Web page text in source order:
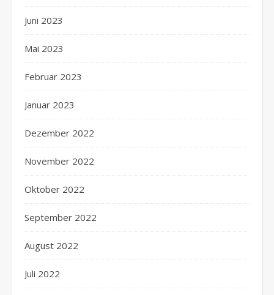
Juni 2023
Mai 2023
Februar 2023
Januar 2023
Dezember 2022
November 2022
Oktober 2022
September 2022
August 2022
Juli 2022